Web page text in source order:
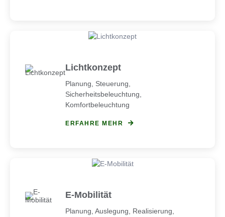
Lichtkonzept
Planung, Steuerung,
Sicherheitsbeleuchtung,
Komfortbeleuchtung
ERFAHRE MEHR
E-Mobilität
Planung, Auslegung, Realisierung,